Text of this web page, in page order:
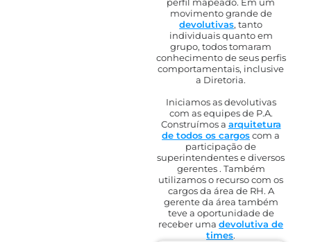
movimento grande de
devolutivas, tanto
individuais quanto em
grupo, todos tomaram
conhecimento de seus perfis
comportamentais, inclusive
a Diretoria.
Iniciamos as devolutivas
com as equipes de P.A.
Construímos a arquitetura
de todos os cargoscom a
participação de
superintendentes e diversos
gerentes . Também
utilizamos o recurso com os
cargos da área de RH. A
gerente da área também
teve a oportunidade de
receber umadevolutiva de
times.